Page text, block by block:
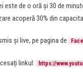
este de o oră și 30 de
acoperă 30% din
și live, pe pagina de
linkul: https://